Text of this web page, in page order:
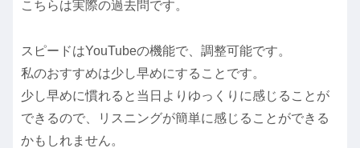
こちらは実際の過去問です。
スピードはYouTubeの機能で、調整可能です。
私のおすすめは少し早めにすることです。
少し早めに慣れると当日よりゆっくりに感じることが
できるので、リスニングが簡単に感じることができる
かもしれません。